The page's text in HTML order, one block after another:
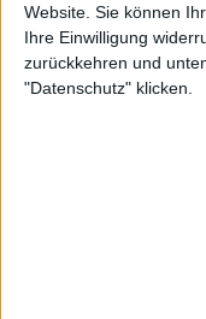
Website. Sie können
Ihre Einwilligung
zurückkehren und
"Datenschutz" klicken.
4.319 Punkte
Ausscheiden in
eine